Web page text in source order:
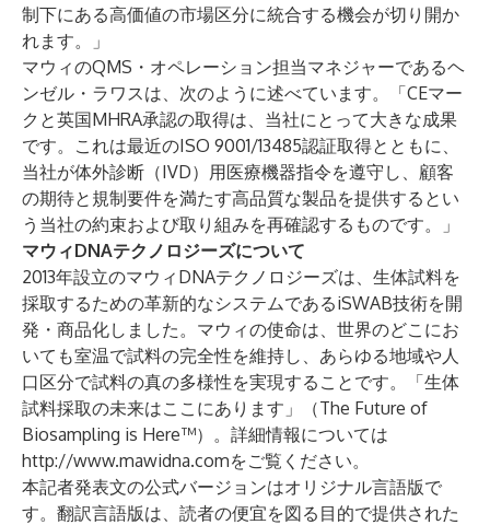
制下にある高価値の市場区分に統合する機会が切り開か
れます。」
マウィのQMS・オペレーション担当マネジャーであるヘ
ンゼル・ラワスは、次のように述べています。「CEマー
クと英国MHRA承認の取得は、当社にとって大きな成果
です。これは最近のISO 9001/13485認証取得とともに、
当社が体外診断（IVD）用医療機器指令を遵守し、顧客
の期待と規制要件を満たす高品質な製品を提供するとい
う当社の約束および取り組みを再確認するものです。」
マウィDNAテクノロジーズについて
2013年設立のマウィDNAテクノロジーズは、生体試料を
採取するための革新的なシステムであるiSWAB技術を開
発・商品化しました。マウィの使命は、世界のどこにお
いても室温で試料の完全性を維持し、あらゆる地域や人
口区分で試料の真の多様性を実現することです。「生体
試料採取の未来はここにあります」（The Future of
Biosampling is Here™）。詳細情報については
http://www.mawidna.comをご覧ください。
本記者発表文の公式バージョンはオリジナル言語版で
す。翻訳言語版は、読者の便宜を図る目的で提供された